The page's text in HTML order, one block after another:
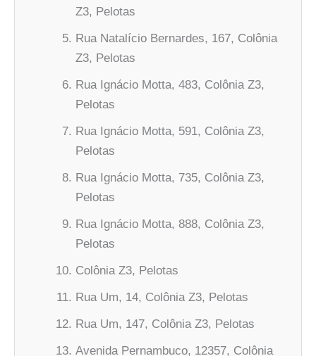
Z3, Pelotas
Rua Natalício Bernardes, 167, Colônia
Z3, Pelotas
Rua Ignácio Motta, 483, Colônia Z3,
Pelotas
Rua Ignácio Motta, 591, Colônia Z3,
Pelotas
Rua Ignácio Motta, 735, Colônia Z3,
Pelotas
Rua Ignácio Motta, 888, Colônia Z3,
Pelotas
Colônia Z3, Pelotas
Rua Um, 14, Colônia Z3, Pelotas
Rua Um, 147, Colônia Z3, Pelotas
Avenida Pernambuco, 12357, Colônia